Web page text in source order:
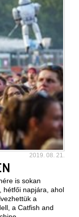
2019. 08. 21.
is sokan
hétfői napjára, ahol
a
a Catfish and